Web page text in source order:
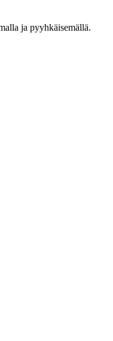
ja pyyhkäisemällä.